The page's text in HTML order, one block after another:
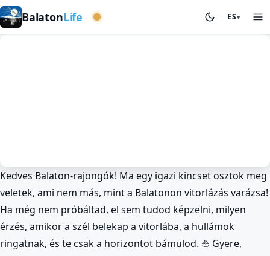
BalatonLife Cuenca occidental ES▾
Secretos de la vela en el Balaton ⛵
BalatonLife 2025. Dec 31.
Kedves Balaton-rajongók! Ma egy igazi kincset osztok meg
veletek, ami nem más, mint a Balatonon vitorlázás varázsa!
Ha még nem próbáltad, el sem tudod képzelni, milyen
érzés, amikor a szél belekap a vitorlába, a hullámok
ringatnak, és te csak a horizontot bámulod. ⛵ Gyere,